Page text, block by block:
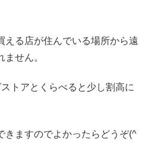
る店が住んでいる場所から遠
せん。
トアとくらべると少し割高に
きますのでよかったらどうぞ(^